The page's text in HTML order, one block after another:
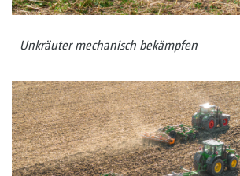
Unkräuter mechanisch bekämpfen